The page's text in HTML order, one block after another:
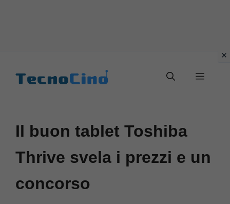
Menu
Il buon tablet Toshiba
Thrive svela i prezzi e un
concorso